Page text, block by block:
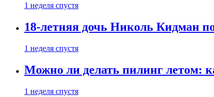
1 неделя спустя
18-летняя дочь Николь Кидман
1 неделя спустя
Можно ли делать пилинг летом:
1 неделя спустя